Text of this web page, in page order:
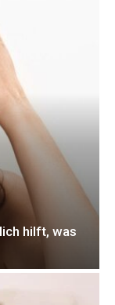
hilft, was